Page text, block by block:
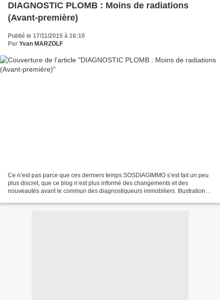
DIAGNOSTIC PLOMB : Moins de radiations
(Avant-première)
Publié le 17/11/2015 à 16:10
Par Yvan MARZOLF
Ce n’est pas parce que ces derniers temps SOSDIAGIMMO s’est fait un peu
plus discret, que ce blog n’est plus informé des changements et des
nouveautés avant le commun des diagnostiqueurs immobiliers. Illustration